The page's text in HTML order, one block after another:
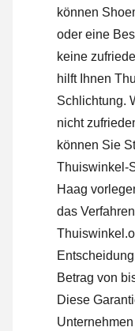
können
oder eine
keine
hilft Ihnen
Schlichtung.
nicht
können Sie
Thuiswinkel-
Haag
das
Betrag von
Diese